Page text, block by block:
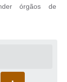
órgãos de